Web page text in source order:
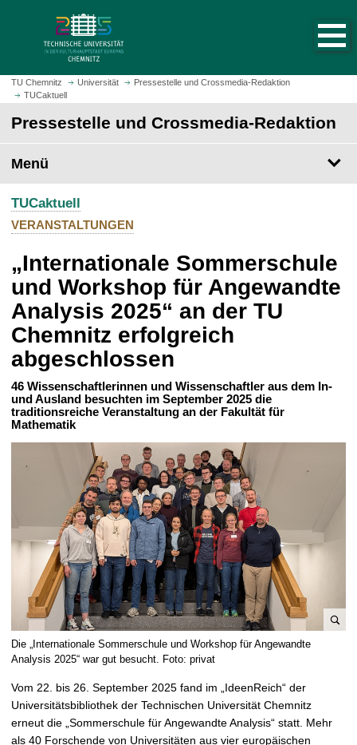
m
H
t
s
i
e
a
u
f
r
u
f
n
TU Chemnitz Universität
Pressestelle und Crossmedia-Redaktion
TUCaktuell
Pressestelle und Crossmedia-Redaktion
Menü
TUCaktuell
VERANSTALTUNGEN
„Internationale Sommerschule
und Workshop für Angewandte
Analysis 2025“ an der TU
Chemnitz erfolgreich
abgeschlossen
46 Wissenschaftlerinnen und Wissenschaftler aus dem In-
und Ausland besuchten im September 2025 die
traditionsreiche Veranstaltung an der Fakultät für
Mathematik
i
d
v
e
Die „Internationale Sommerschule und Workshop für Angewandte
Analysis 2025“ war gut besucht. Foto: privat
Vom 22. bis 26. September 2025 fand im „IdeenReich“ der
Universitätsbibliothek der Technischen Universität Chemnitz
erneut die „Sommerschule für Angewandte Analysis“ statt. Mehr
als 40 Forschende von Universitäten aus vier europäischen